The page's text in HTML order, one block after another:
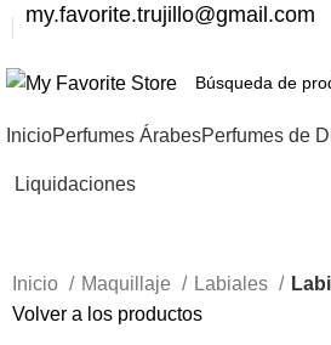
my.favorite.trujillo@gmail.com
InicioPerfumes ÁrabesPerfumes de
Liquidaciones
Inicio Maquillaje Labiales
Volver a los productos